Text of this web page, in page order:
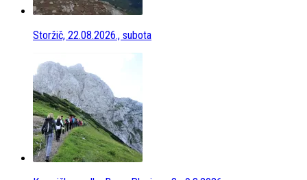
Storžič, 22.08.2026., subota